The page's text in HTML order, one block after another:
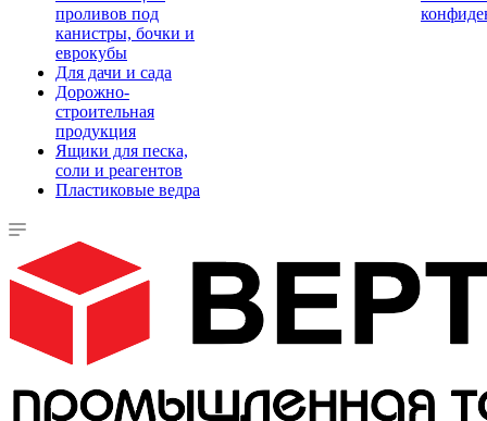
проливов под
канистры, бочки и
еврокубы
Для дачи и сада
Дорожно-
строительная
продукция
Ящики для песка,
соли и реагентов
Пластиковые ведра